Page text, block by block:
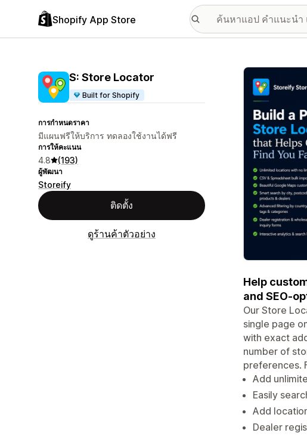
Shopify App Store
S: Store Locator
Built for Shopify
การกำหนดราคา
มีแผนฟรีให้บริการ ทดลองใช้งานได้ฟรี
การให้คะแนน
4.8 (193)
ผู้พัฒนา
Storeify
ติดตั้ง
ดูร้านค้าตัวอย่าง
แกลเลอรีรูปภา
Help
and SEO-
Our Store
single page
with exact
number of
preferences.
Add
Easily
Add
Dealer